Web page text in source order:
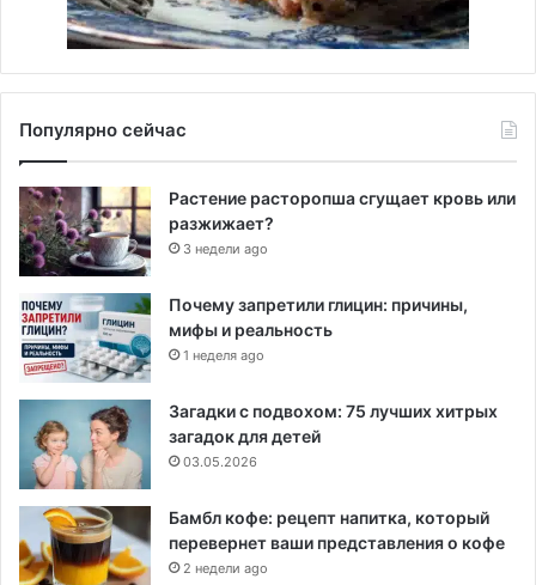
Популярно сейчас
Растение расторопша сгущает кровь или
разжижает?
3 недели ago
Почему запретили глицин: причины,
мифы и реальность
1 неделя ago
Загадки с подвохом: 75 лучших хитрых
загадок для детей
03.05.2026
Бамбл кофе: рецепт напитка, который
перевернет ваши представления о кофе
2 недели ago